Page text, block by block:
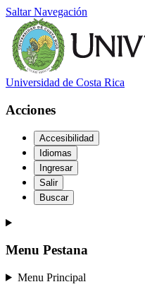
Saltar Navegación
Universidad de Costa Rica
Acciones
Accesibilidad
Idiomas
Ingresar
Salir
Buscar
Menu Pestana
Menu Principal